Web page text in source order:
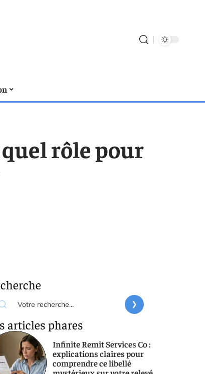
rôle pour
articles phares
Infinite Remit Services Co :
explications claires pour
comprendre ce libellé